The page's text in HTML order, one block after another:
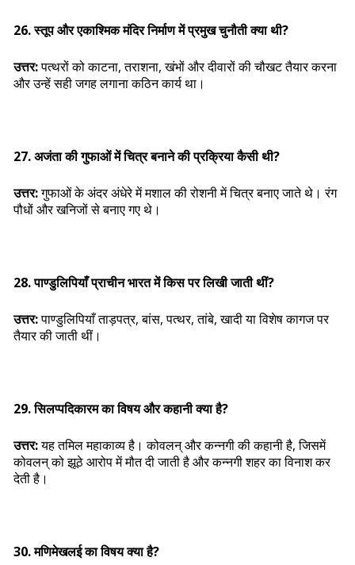
26. स्तूप और एकाश्मिक मंदिर निर्माण में प्रमुख चुनौती क्या थी?
उत्तर:पत्थरों को काटना, तराशना, खंभों और दीवारों की चौखट तैयार करना
और उन्हें सही जगह लगाना कठिन कार्य था।
27. अजंता की गुफाओं में चित्र बनाने की प्रक्रिया कैसी थी?
उत्तर:गुफाओं के अंदर अंधेरे में मशाल की रोशनी में चित्र बनाए जाते थे। रंग
पौधों और खनिजों से बनाए गए थे।
28. पाण्डुलिपियाँ प्राचीन भारत में किस पर लिखी जाती थीं?
उत्तर:पाण्डुलिपियाँ ताड़पत्र, बांस, पत्थर, तांबे, खादी या विशेष कागज पर
तैयार की जाती थीं।
29. सिलप्पदिकारम का विषय और कहानी क्या है?
उत्तर:यह तमिल महाकाव्य है। कोवलन् और कन्नगी की कहानी है, जिसमें
कोवलन् को झूठे आरोप में मौत दी जाती है और कन्नगी शहर का विनाश कर
देती है।
30. मणिमेखलई का विषय क्या है?